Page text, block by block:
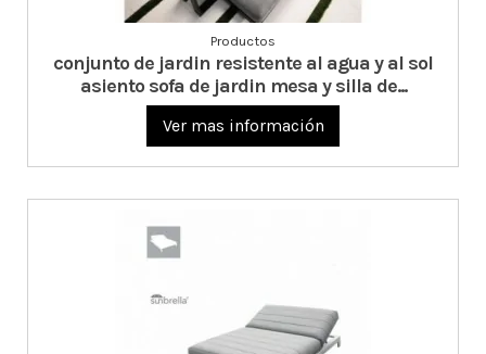
Productos
conjunto de jardin resistente al agua y al sol
asiento sofa de jardin mesa y silla de...
Ver mas información